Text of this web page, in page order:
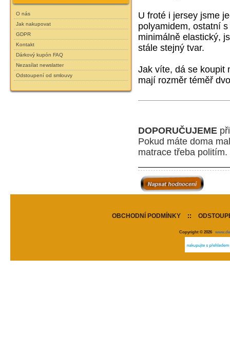
O nás
Jak nakupovat
GDPR
Kontakt
Dárkový kupón FAQ
Nezasílat newslatter
Odstoupení od smlouvy
U froté i jersey jsme
polyamidem, ostatní
minimálně elastický,
stále stejný tvar.
Jak víte, dá se koupit
mají rozměr téměř
DOPORUČUJEME
Pokud máte doma
matrace třeba politím.
OBCHODNÍ PODMÍNKY ::
Copyright © 2026